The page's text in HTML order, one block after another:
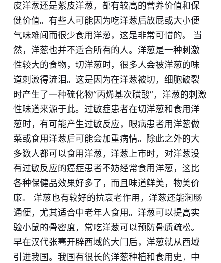
皮洋葱还是紫皮洋葱，都有较高的营养价值和保
健价值。有些人可能因为吃洋葱后放屁或大小便
气味难闻而很少食用洋葱，这是非常可惜的。 当
然，洋葱也并不适合所有的人。洋葱是一种刺激
性较大的食物，切洋葱时，很多人会被洋葱的味
道刺激得流泪。这是因为在洋葱被切，细胞破裂
时产生了一种硫化物“丙烯基次磺酸”，洋葱的刺激
性味道来源于此。过敏症患者在切洋葱和食用洋
葱时，有可能产生过敏反应，眼病患者用洋葱做
菜或食用洋葱后可能会加重病情。除此之外的大
多数人都可以食用洋葱，洋葱上市时，对洋葱没
有过敏反应的癌症患者不妨经常食用洋葱，这比
各种保健品效果好多了，而且味道鲜美，物美价
廉。 洋葱也有较好的抗衰老作用，洋葱还能润肠
通便，尤其适合中老年人食用。洋葱可以提高实
验小鼠的骨密度，常吃洋葱可以预防骨质疏松。
早在汉代张骞开辟西域的大门后，洋葱就从西域
引进我国。我国有很长的洋葱种植和食用史，中